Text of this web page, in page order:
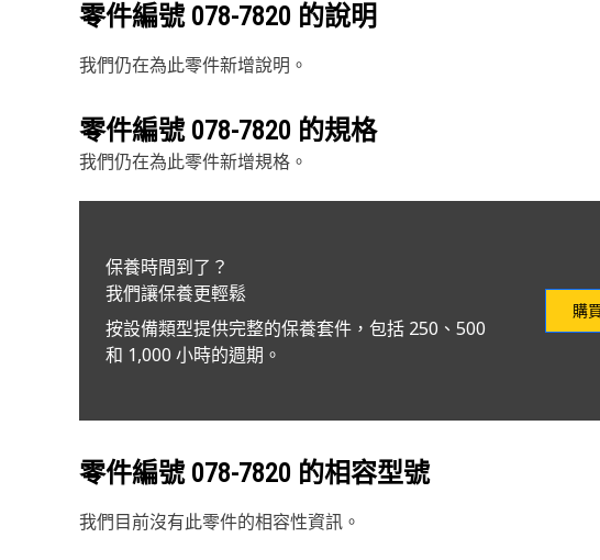
零件編號 078-7820 的說明
我們仍在為此零件新增說明。
零件編號 078-7820 的規格
我們仍在為此零件新增規格。
保養時間到了？
我們讓保養更輕鬆
按設備類型提供完整的保養套件，包括 250、500
和 1,000 小時的週期。
購
零件編號 078-7820 的相容型號
我們目前沒有此零件的相容性資訊。